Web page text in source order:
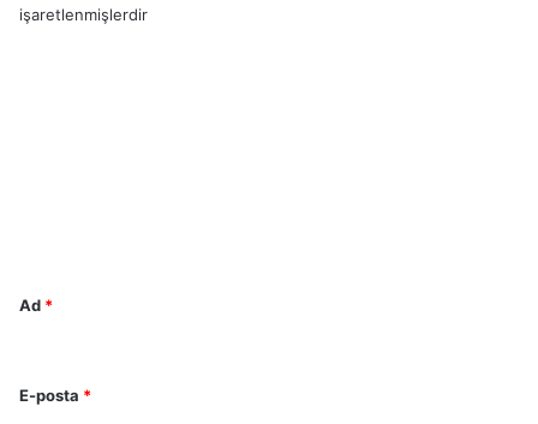
işaretlenmişlerdir
Ad *
E-posta *